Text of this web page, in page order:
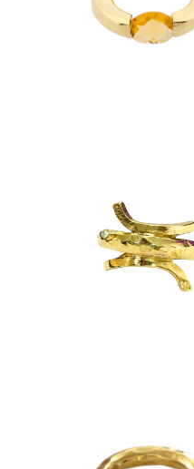
anillos
$2,190
anillos
$1,400